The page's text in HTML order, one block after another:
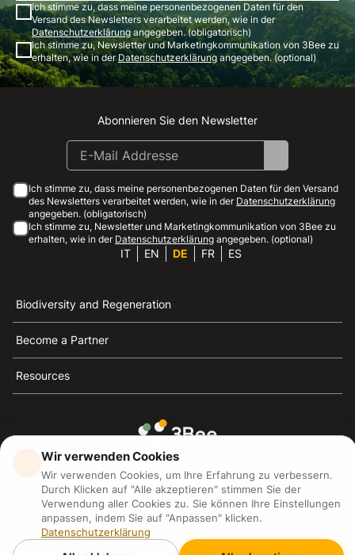
Ich stimme zu, dass meine personenbezogenen Daten für den
Versand des Newsletters verarbeitet werden, wie in der
Datenschutzerklärungangegeben. (obligatorisch)
Ich stimme zu, Newsletter und Marketingkommunikation von 3Bee zu
erhalten, wie in derDatenschutzerklärungangegeben. (optional)
Instagram
Facebook
Linkedin
Youtube
Abonnieren Sie den Newsletter
Ich stimme zu, dass meine personenbezogenen Daten für den Versand
des Newsletters verarbeitet werden, wie in der Datenschutzerklärung
angegeben. (obligatorisch)
Ich stimme zu, Newsletter und Marketingkommunikation von 3Bee zu
erhalten, wie in der Datenschutzerklärung angegeben. (optional)
IT EN DE FR ES
Biodiversity and Regeneration
Become a Partner
Resources
3Bee ist die Referenz für Nachhaltigkeit, Bienenschutz
und Biodiversität
3Bee S.R.L Via Pastrengo 14, 20159, Milano (MI)
P.IVA: IT09711590969
3Bee GmbHSede legale: Oranienburger Straße 23, 10178
BerlinHR number: 256594
Wir verwenden Cookies
Wir verwenden Cookies, um Ihre Erfahrung zu verbessern.
Durch Klicken auf "Alle akzeptieren" stimmen Sie der
Verwendung aller Cookies zu. Sie können Ihre Einstellungen
anpassen, indem Sie auf "Anpassen" klicken.
Datenschutzerklärung